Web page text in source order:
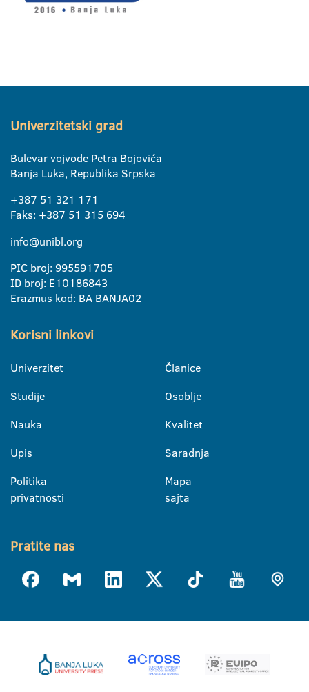
Univerzitetski grad
Bulevar vojvode Petra Bojovića
Banja Luka, Republika Srpska
+387 51 321 171
Faks: +387 51 315 694
info@unibl.org
PIC broj: 995591705
ID broj: E10186843
Erazmus kod: BA BANJA02
Korisni linkovi
Univerzitet
Studije
Nauka
Upis
Politika
privatnosti
Članice
Osoblje
Kvalitet
Saradnja
Mapa
sajta
Pratite nas